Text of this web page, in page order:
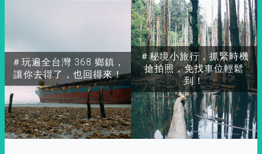
＃玩遍全台灣 368 鄉鎮，
讓你去得了，也回得來！
＃秘境小旅行，抓緊時機
搶拍照，免找車位輕鬆
到！